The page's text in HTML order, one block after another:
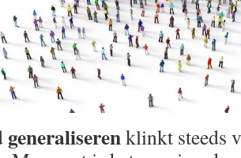
generaliserenklinkt steeds